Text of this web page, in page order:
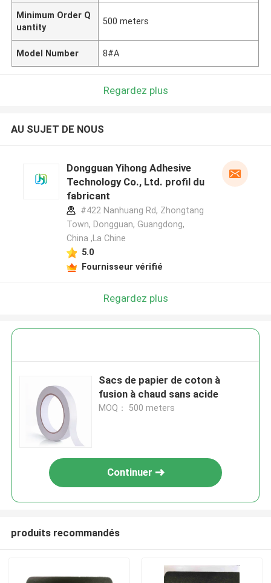
Minimum Order Q
uantity
500 meters
Model Number 8#A
Regardez plus
AU SUJET DE NOUS
Dongguan Yihong Adhesive
Technology Co., Ltd. profil du
fabricant
#422 Nanhuang Rd, Zhongtang
Town, Dongguan, Guangdong,
China ,La Chine
5.0
Fournisseur vérifié
Regardez plus
Sacs de papier de coton à
fusion à chaud sans acide
MOQ： 500 meters
Continuer
produits recommandés